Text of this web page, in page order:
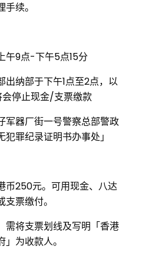
续。
午9点-下午5点15分
出纳部于下午1点至2点，以
停止现金/支票缴款
军器厂街一号警察总部警政
犯罪纪录证明书办事处」
币250元。可用现金、八达
票缴付。
需将支票划线及写明「香港
为收款人。